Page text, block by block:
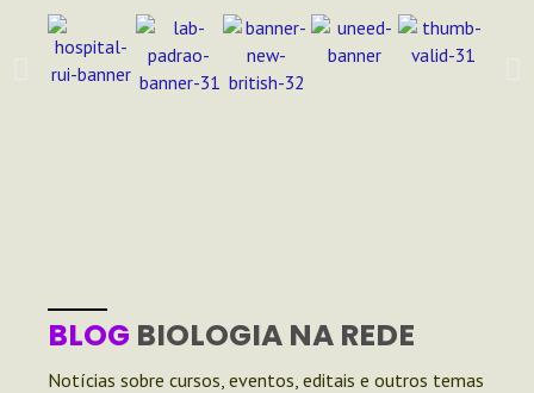
BLOG BIOLOGIA NA REDE
Notícias sobre cursos, eventos, editais e outros temas